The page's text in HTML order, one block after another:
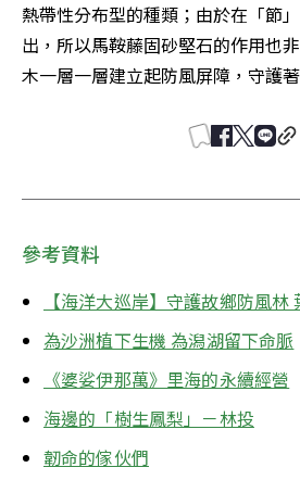
熱帶性分布型的種類；由於在「節
出，所以馬鞍藤固砂堅石的作用也
木一層一層建立起防風屏障，守護
參考資料
【海洋大巡岸】守護故鄉防風林
為沙洲植下生機 為潟湖留下命脈
《婆娑伊那萬》里海的永續經營
海邊的「樹生鳳梨」－林投
韌命的傢伙們